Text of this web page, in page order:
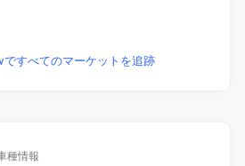
すべてのマーケットを追跡
種情報